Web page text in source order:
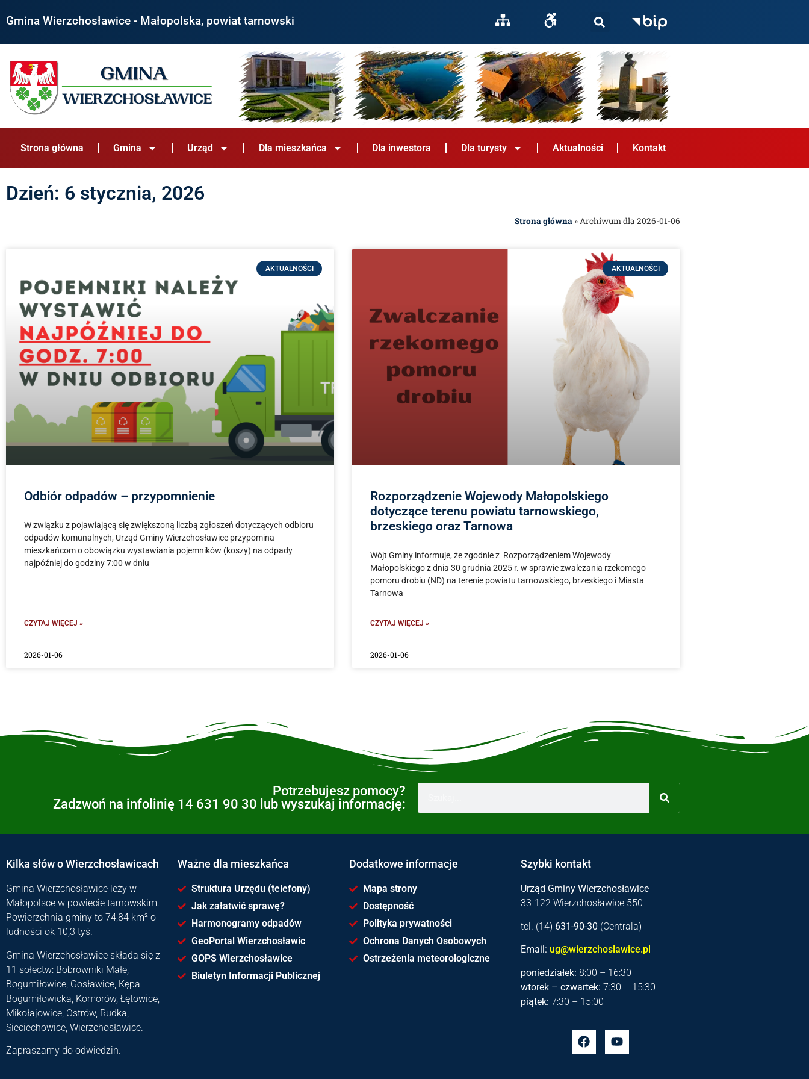
Gmina Wierzchosławice - Małopolska, powiat tarnowski
Strona główna Gmina Urząd Dla mieszkańca Dla inwestora Dla turysty Aktualności Kontakt
Dzień: 6 stycznia, 2026
Strona główna »Archiwum dla 2026-01-06
AKTUALNOŚCI
Odbiór odpadów – przypomnienie
W związku z pojawiającą się zwiększoną liczbą zgłoszeń dotyczących odbioru
odpadów komunalnych, Urząd Gminy Wierzchosławice przypomina
mieszkańcom o obowiązku wystawiania pojemników (koszy) na odpady
najpóźniej do godziny 7:00 w dniu
CZYTAJ WIĘCEJ »
2026-01-06
AKTUALNOŚCI
Rozporządzenie Wojewody Małopolskiego
dotyczące terenu powiatu tarnowskiego,
brzeskiego oraz Tarnowa
Wójt Gminy informuje, że zgodnie z Rozporządzeniem Wojewody
Małopolskiego z dnia 30 grudnia 2025 r. w sprawie zwalczania rzekomego
pomoru drobiu (ND) na terenie powiatu tarnowskiego, brzeskiego i Miasta
Tarnowa
CZYTAJ WIĘCEJ »
2026-01-06
Potrzebujesz pomocy?
Zadzwoń na infolinię 14 631 90 30 lub wyszukaj informację:
Kilka słów o Wierzchosławicach
Gmina Wierzchosławice leży w
Małopolsce w powiecie tarnowskim.
Powierzchnia gminy to 74,84 km² o
ludności ok 10,3 tyś.
Gmina Wierzchosławice składa się z
11 sołectw: Bobrowniki Małe,
Bogumiłowice, Gosławice, Kępa
Bogumiłowicka, Komorów, Łętowice,
Mikołajowice, Ostrów, Rudka,
Sieciechowice, Wierzchosławice.
Zapraszamy do odwiedzin.
Ważne dla mieszkańca
Struktura Urzędu (telefony)
Jak załatwić sprawę?
Harmonogramy odpadów
GeoPortal Wierzchosławic
GOPS Wierzchosławice
Biuletyn Informacji Publicznej
Dodatkowe informacje
Mapa strony
Dostępność
Polityka prywatności
Ochrona Danych Osobowych
Ostrzeżenia meteorologiczne
Szybki kontakt
Urząd Gminy Wierzchosławice
33-122 Wierzchosławice 550
tel. (14) 631-90-30 (Centrala)
Email: ug@wierzchoslawice.pl
poniedziałek: 8:00 – 16:30
wtorek – czwartek: 7:30 – 15:30
piątek: 7:30 – 15:00